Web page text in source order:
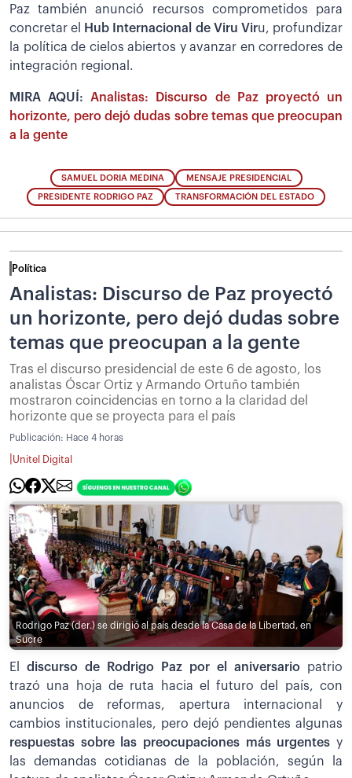
Paz también anunció recursos comprometidos para
concretar el
Hub Internacional de Viru Viru, profundizar
la política de cielos abiertos y avanzar en corredores de
integración regional.
MIRA AQUÍ:Analistas: Discurso de Paz proyectó un
horizonte, pero dejó dudas sobre temas que preocupan
a la gente
SAMUEL DORIA MEDINA MENSAJE PRESIDENCIAL
PRESIDENTE RODRIGO PAZ TRANSFORMACIÓN DEL ESTADO
Política
Analistas: Discurso de Paz proyectó
un horizonte, pero dejó dudas sobre
temas que preocupan a la gente
Tras el discurso presidencial de este 6 de agosto, los
analistas Óscar Ortiz y Armando Ortuño también
mostraron coincidencias en torno a la claridad del
horizonte que se proyecta para el país
Publicación: Hace 4 horas
Unitel Digital
Rodrigo Paz (der.) se dirigió al país desde la Casa de la Libertad, en
Sucre
El discurso de Rodrigo Paz por el aniversario patrio
trazó una hoja de ruta hacia el futuro del país, con
anuncios de reformas, apertura internacional y
cambios institucionales, pero dejó pendientes algunas
respuestas sobre las preocupaciones más urgentes y
las demandas cotidianas de la población, según la